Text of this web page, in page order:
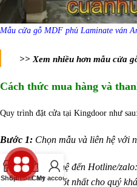
Mẫu cửa gỗ MDF phủ Laminate ván
>> Xem nhiều hơn mẫu cửa
Cách thức mua hàng và
Quy trình đặt cửa tại Kingdoor như sau:
Bước 1: Chọn mẫu và liên hệ với
Bạn có thể liên hệ đến Hotline/
vấn và báo giá tốt nhất cho quý
ShopSidebarCart
My account